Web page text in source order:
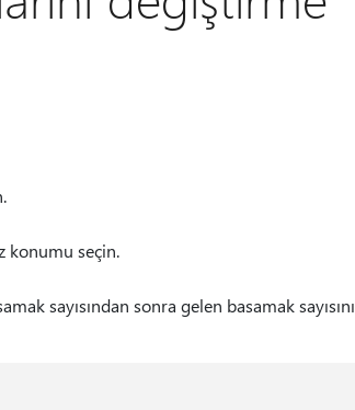
konumu seçin.
sayısından sonra gelen basamak sayısını